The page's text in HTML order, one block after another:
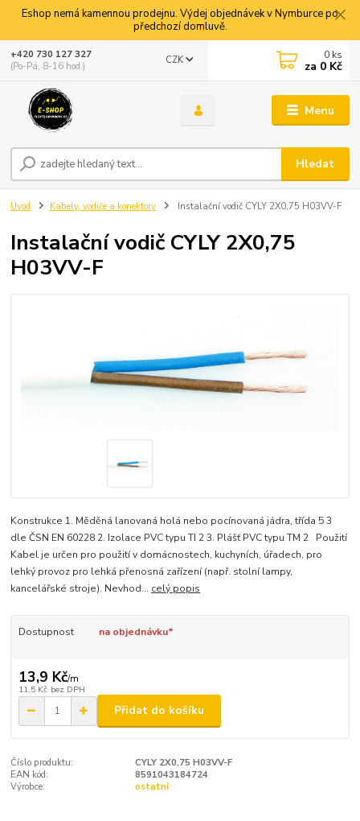
Eshop nemá kamennou prodejnu. Výdej objednávek v Nymburce po
předchozí domluvě.
Menu
CZK
Hledat
+420 730 127 327
(Po-Pá, 8-16 hod.)
0 ks
za 0 Kč
Úvod Kabely, vodiče a konektory Instalační vodič CYLY 2X0,75 H03VV-F
Instalační vodič CYLY 2X0,75
H03VV-F
Konstrukce 1. Měděná lanovaná holá nebo pocínovaná jádra, třída 5 3
dle ČSN EN 60228 2. Izolace PVC typu TI 2 3. Plášť PVC typu TM 2 Použití
Kabel je určen pro použití v domácnostech, kuchyních, úřadech, pro
lehký provoz pro lehká přenosná zařízení (např. stolní lampy,
kancelářské stroje). Nevhod... celý popis
Dostupnost na objednávku*
13,9 Kč/m
11,5 Kč bez DPH
Přidat do košíku
Číslo produktu:
CYLY 2X0,75 H03VV-F
EAN kód:
8591043184724
Výrobce:
ostatní